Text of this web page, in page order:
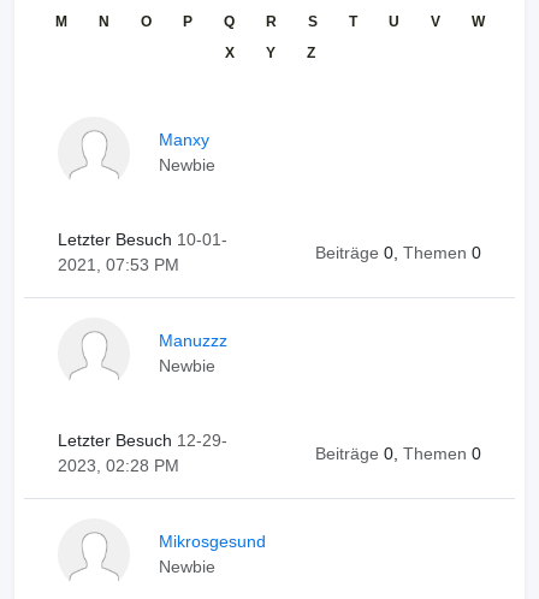
M
N O P Q R S T U V
W
X
Y Z
Manxy
Newbie
Letzter Besuch 10-01-
2021, 07:53 PM
Beiträge 0, Themen 0
Manuzzz
Newbie
Letzter Besuch 12-29-
2023, 02:28 PM
Beiträge 0, Themen 0
Mikrosgesund
Newbie